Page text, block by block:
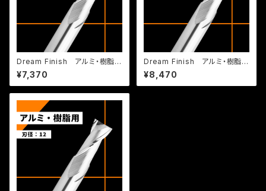
Dream Finish アルミ・樹脂
用 DRAI 6-2
¥7,370
Dream Finish アルミ・樹脂
用 DRAI 8-2
¥8,470